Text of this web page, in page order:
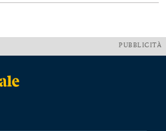
PUBBLICITÀ